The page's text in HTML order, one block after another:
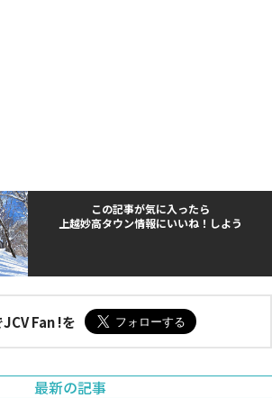
この記事が気に入ったら
上越妙高タウン情報にいいね！しよう
Fan !を
最新の記事